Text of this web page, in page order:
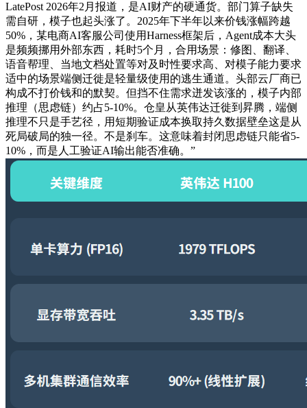
LatePost 2026年2月报道，是AI财产的硬通货。部门算子缺失
需自研，模子也起头涨了。2025年下半年以来价钱涨幅跨越
50%，某电商AI客服公司使用Harness框架后，Agent成本大头
是频频挪用外部东西，耗时5个月，合用场景：修图、翻译、
语音帮理、当地文档处置等对及时性要求高、对模子能力要求
适中的场景端侧迁徙是轻量级使用的逃生通道。头部云厂商已
构成不打价钱和的默契。但挡不住需求迸发该涨的，模子内部
推理（思虑链）约占5-10%。仓皇从英伟达迁徙到昇腾，端侧
推理不只是手艺径，用短期验证成本换取持久数据壁垒这是从
死局破局的独一径。不是刹车。这意味着封闭思虑链只能省5-
10%，而是人工验证AI输出能否准确。”